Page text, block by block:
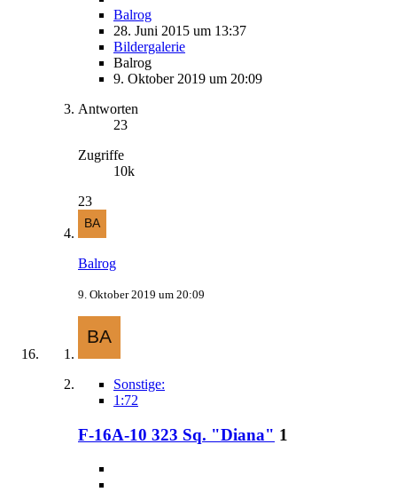
Balrog
28. Juni 2015 um 13:37
Bildergalerie
Balrog
9. Oktober 2019 um 20:09
Antworten
23
Zugriffe
10k
23
Balrog
9. Oktober 2019 um 20:09
Sonstige:
1:72
F-16A-10 323 Sq. "Diana" 1